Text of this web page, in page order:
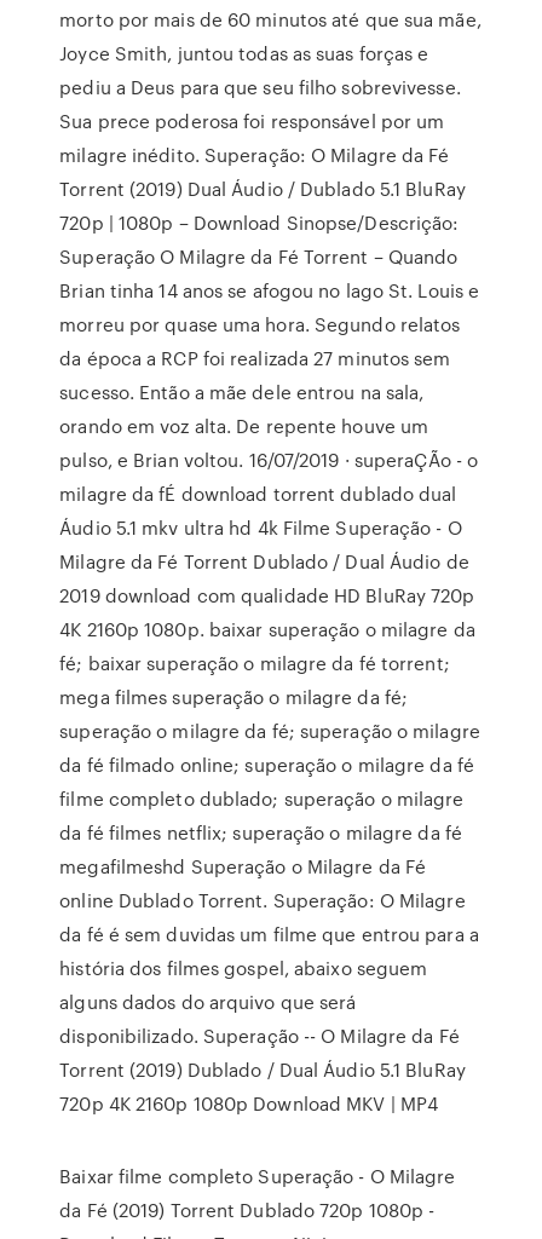
morto por mais de 60 minutos até que sua mãe,
Joyce Smith, juntou todas as suas forças e
pediu a Deus para que seu filho sobrevivesse.
Sua prece poderosa foi responsável por um
milagre inédito. Superação: O Milagre da Fé
Torrent (2019) Dual Áudio / Dublado 5.1 BluRay
720p | 1080p – Download Sinopse/Descrição:
Superação O Milagre da Fé Torrent – Quando
Brian tinha 14 anos se afogou no lago St. Louis e
morreu por quase uma hora. Segundo relatos
da época a RCP foi realizada 27 minutos sem
sucesso. Então a mãe dele entrou na sala,
orando em voz alta. De repente houve um
pulso, e Brian voltou. 16/07/2019 · superaÇÃo - o
milagre da fÉ download torrent dublado dual
Áudio 5.1 mkv ultra hd 4k Filme Superação - O
Milagre da Fé Torrent Dublado / Dual Áudio de
2019 download com qualidade HD BluRay 720p
4K 2160p 1080p. baixar superação o milagre da
fé; baixar superação o milagre da fé torrent;
mega filmes superação o milagre da fé;
superação o milagre da fé; superação o milagre
da fé filmado online; superação o milagre da fé
filme completo dublado; superação o milagre
da fé filmes netflix; superação o milagre da fé
megafilmeshd Superação o Milagre da Fé
online Dublado Torrent. Superação: O Milagre
da fé é sem duvidas um filme que entrou para a
história dos filmes gospel, abaixo seguem
alguns dados do arquivo que será
disponibilizado. Superação -- O Milagre da Fé
Torrent (2019) Dublado / Dual Áudio 5.1 BluRay
720p 4K 2160p 1080p Download MKV | MP4
Baixar filme completo Superação - O Milagre
da Fé (2019) Torrent Dublado 720p 1080p -